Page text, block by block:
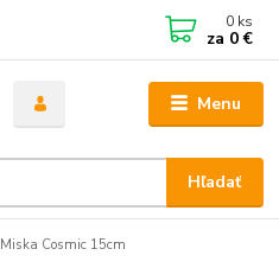
Menu
Hľadať
0 ks
za 0 €
Miska Cosmic 15cm